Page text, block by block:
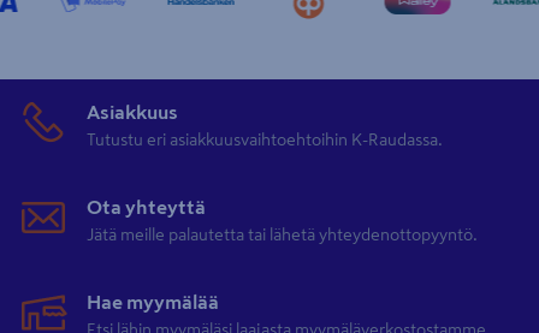
Asiakkuus
Tutustu eri asiakkuusvaihtoehtoihin K-Raudassa.
Ota yhteyttä
Jätä meille palautetta tai lähetä yhteydenottopyyntö.
Hae myymälää
Etsi lähin myymäläsi laajasta myymäläverkostostamme